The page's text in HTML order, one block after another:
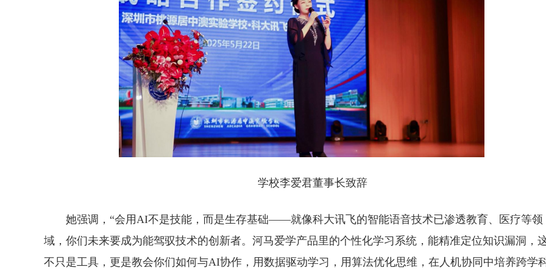
学校李爱君董事长致辞
她强调，“会用AI不是技能，而是生存基础——就像科大讯飞的智能语音技术已渗透教育、医疗等领
域，你们未来要成为能驾驭技术的创新者。河马爱学产品里的个性化学习系统，能精准定位知识漏洞，
不只是工具，更是教会你们如何与AI协作，用数据驱动学习，用算法优化思维，在人机协同中培养跨学